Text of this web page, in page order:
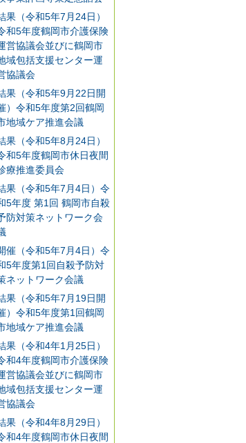
果（令和5年7月24日）
和5年度鶴岡市介護保険
営協議会並びに鶴岡市
域包括支援センター運
協議会
果（令和5年9月22日開
）令和5年度第2回鶴岡
地域ケア推進会議
果（令和5年8月24日）
和5年度鶴岡市休日夜間
療推進委員会
果（令和5年7月4日）令
5年度 第1回 鶴岡市自殺
防対策ネットワーク会
催（令和5年7月4日）令
5年度第1回自殺予防対
ネットワーク会議
果（令和5年7月19日開
）令和5年度第1回鶴岡
地域ケア推進会議
果（令和4年1月25日）
和4年度鶴岡市介護保険
営協議会並びに鶴岡市
域包括支援センター運
協議会
果（令和4年8月29日）
和4年度鶴岡市休日夜間